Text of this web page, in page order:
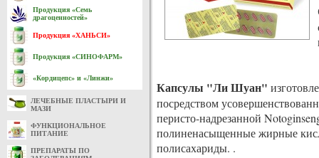
Продукция «Семь
драгоценностей»
Продукция «ХАНЬСИ»
Продукция «СИНОФАРМ»
«Кордицепс» и «Линжи»
ЛЕЧЕБНЫЕ ПЛАСТЫРИ И
МАЗИ
ФУНКЦИОНАЛЬНОЕ
ПИТАНИЕ
ПРЕПАРАТЫ ПО
Капсулы "Ли Шуан"
посредством
перисто-надрезанной
полиненасыщенные жирные
полисахариды. .